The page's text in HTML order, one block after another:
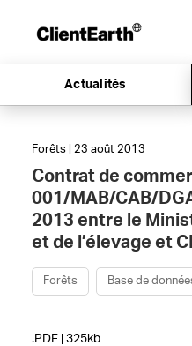
Actualités
Forêts | 23 août 2013
Contrat de
001/MAB/CAB/
2013 entre le
et de l’élevage et
Forêts Base de
.PDF | 325kb